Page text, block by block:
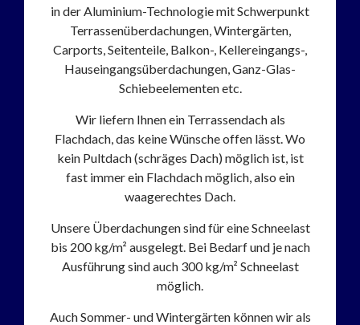
in der Aluminium-Technologie mit Schwerpunkt
Terrassenüberdachungen, Wintergärten,
Carports, Seitenteile, Balkon-, Kellereingangs-,
Hauseingangsüberdachungen, Ganz-Glas-
Schiebeelementen etc.
Wir liefern Ihnen ein Terrassendach als
Flachdach, das keine Wünsche offen lässt. Wo
kein Pultdach (schräges Dach) möglich ist, ist
fast immer ein Flachdach möglich, also ein
waagerechtes Dach.
Unsere Überdachungen sind für eine Schneelast
bis 200 kg/m² ausgelegt. Bei Bedarf und je nach
Ausführung sind auch 300 kg/m² Schneelast
möglich.
Auch Sommer- und Wintergärten können wir als